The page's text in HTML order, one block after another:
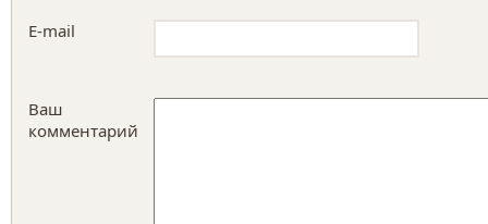
E-mail
Ваш
комментарий